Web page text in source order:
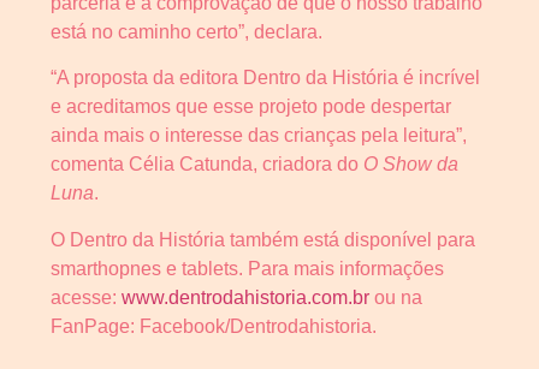
está no caminho certo”, declara.
“A proposta da editora Dentro da História é incrível
e acreditamos que esse projeto pode despertar
ainda mais o interesse das crianças pela leitura”,
comenta Célia Catunda, criadora do O Show da
Luna.
O Dentro da História também está disponível para
smarthopnes e tablets. Para mais informações
acesse: www.dentrodahistoria.com.br ou na
FanPage: Facebook/Dentrodahistoria.